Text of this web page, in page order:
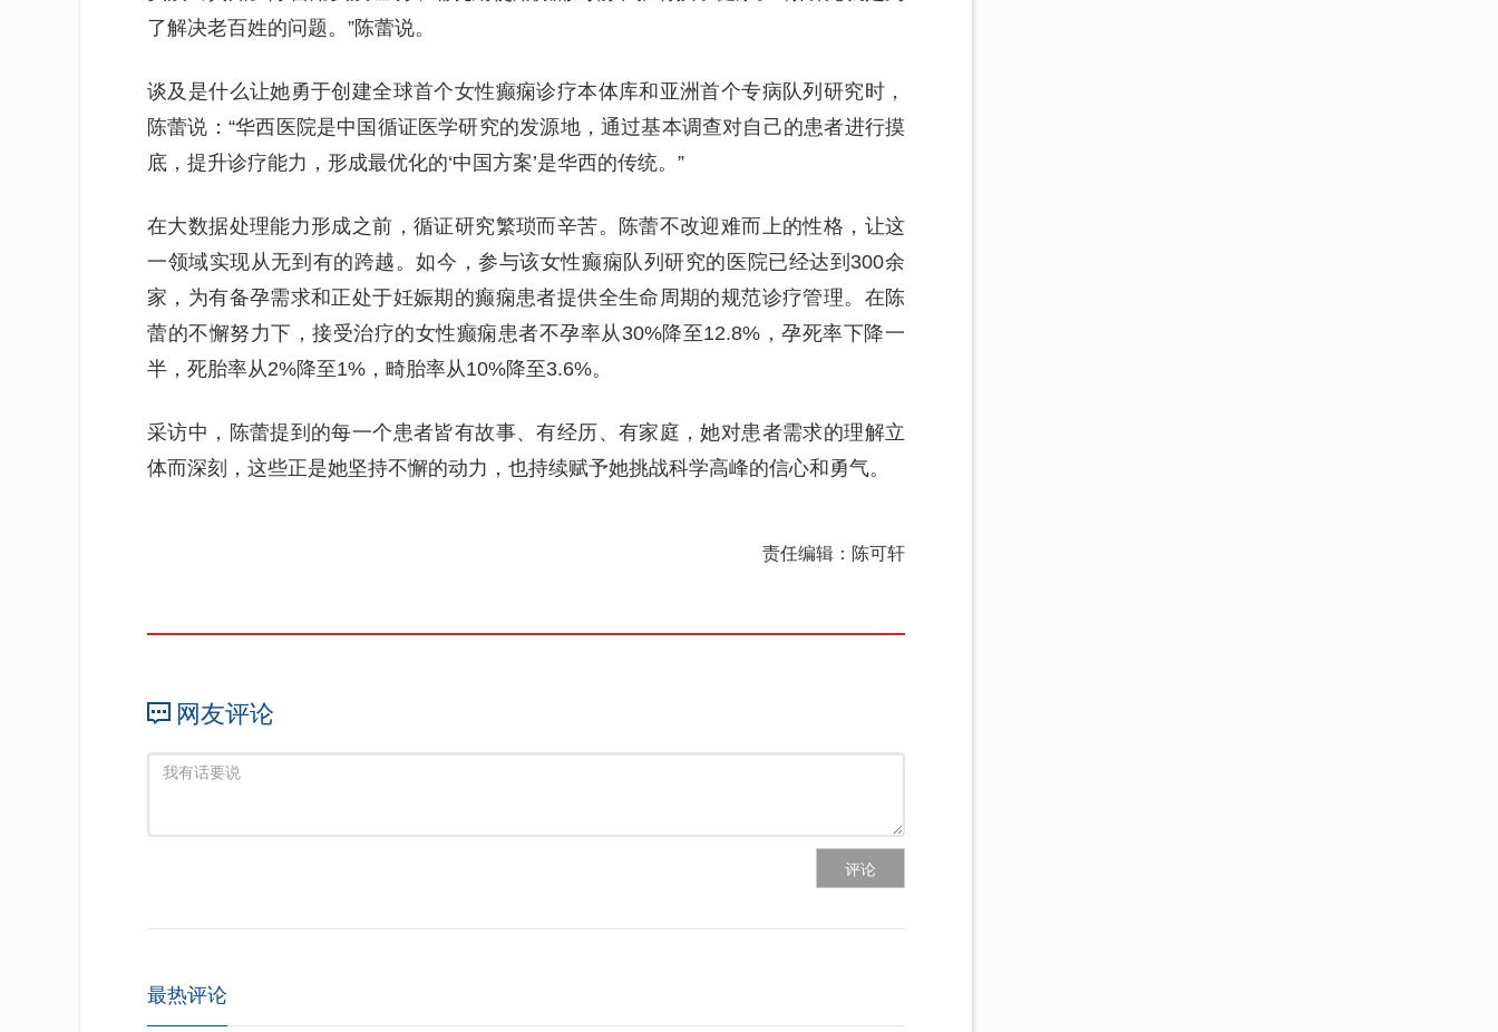
了解决老百姓的问题。”陈蕾说。
谈及是什么让她勇于创建全球首个女性癫痫诊疗本体库和亚洲首个专病队列研究时，
陈蕾说：“华西医院是中国循证医学研究的发源地，通过基本调查对自己的患者进行摸
底，提升诊疗能力，形成最优化的‘中国方案’是华西的传统。”
在大数据处理能力形成之前，循证研究繁琐而辛苦。陈蕾不改迎难而上的性格，让这
一领域实现从无到有的跨越。如今，参与该女性癫痫队列研究的医院已经达到300余
家，为有备孕需求和正处于妊娠期的癫痫患者提供全生命周期的规范诊疗管理。在陈
蕾的不懈努力下，接受治疗的女性癫痫患者不孕率从30%降至12.8%，孕死率下降一
半，死胎率从2%降至1%，畸胎率从10%降至3.6%。
采访中，陈蕾提到的每一个患者皆有故事、有经历、有家庭，她对患者需求的理解立
体而深刻，这些正是她坚持不懈的动力，也持续赋予她挑战科学高峰的信心和勇气。
责任编辑：陈可轩
网友评论
评论
最热评论